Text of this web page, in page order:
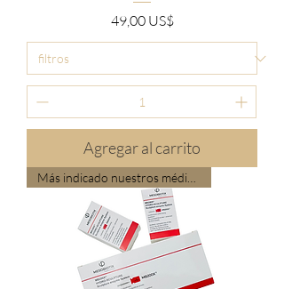
Precio
49,00 US$
Agregar al carrito